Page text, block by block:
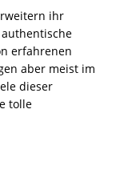
ihr
erfahrenen
aber meist im
dieser
tolle